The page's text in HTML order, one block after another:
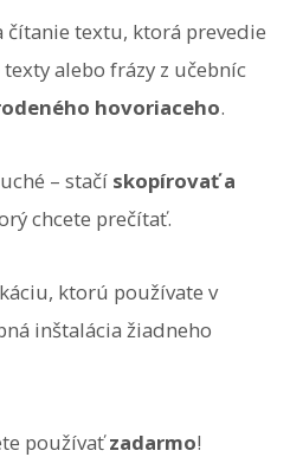
čítanie textu, ktorá prevedie
alebo frázy z učebníc
hovoriaceho.
– stačí skopírovať a
chcete prečítať.
ktorú používate v
inštalácia žiadneho
používaťzadarmo!